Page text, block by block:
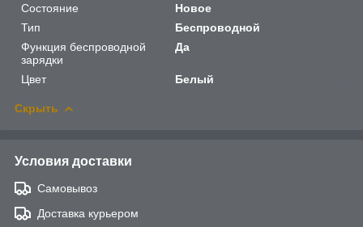
Состояние
Новое
Тип
Беспроводной
Функция беспроводной
зарядки
Да
Цвет Белый
Скрыть
Условия доставки
Самовывоз
Доставка курьером